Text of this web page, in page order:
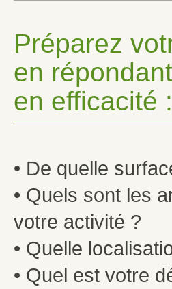
Préparez
en
en efficacité :
• De quelle
• Quels sont les
votre activité ?
• Quelle
• Quel est votre